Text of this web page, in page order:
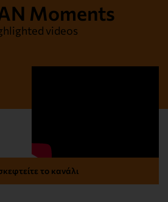
Moments
videos
το κανάλι